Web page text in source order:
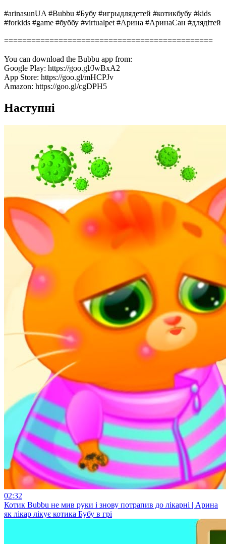
#arinasunUA #Bubbu #Бубу #игрыдлядетей #котикбубу #kids
#forkids #game #буббу #virtualpet #Арина #АринаСан #длядітей
==============================================
You can download the Bubbu app from:
Google Play: https://goo.gl/JwBxA2
App Store: https://goo.gl/mHCPJv
Amazon: https://goo.gl/cgDPH5
Наступні
02:32
Котик Bubbu не мив руки і знову потрапив до лікарні | Арина
як лікар лікує котика Бубу в грі